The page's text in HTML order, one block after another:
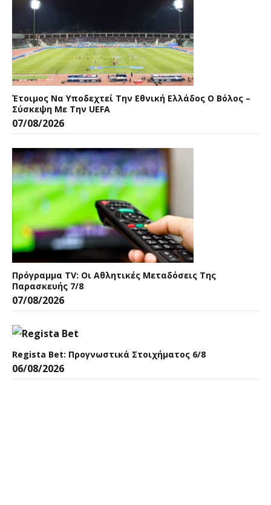
Έτοιμος Να Υποδεχτεί Την Εθνική Ελλάδος Ο Βόλος –
Σύσκεψη Με Την UEFA
07/08/2026
Πρόγραμμα TV: Οι Αθλητικές Μεταδόσεις Της
Παρασκευής 7/8
07/08/2026
Regista Bet: Προγνωστικά Στοιχήματος 6/8
06/08/2026